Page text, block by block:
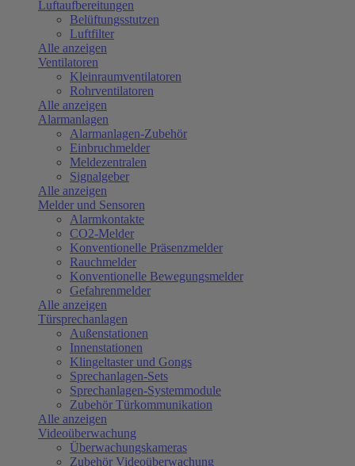
Luftaufbereitungen
Belüftungsstutzen
Luftfilter
Alle anzeigen
Ventilatoren
Kleinraumventilatoren
Rohrventilatoren
Alle anzeigen
Alarmanlagen
Alarmanlagen-Zubehör
Einbruchmelder
Meldezentralen
Signalgeber
Alle anzeigen
Melder und Sensoren
Alarmkontakte
CO2-Melder
Konventionelle Präsenzmelder
Rauchmelder
Konventionelle Bewegungsmelder
Gefahrenmelder
Alle anzeigen
Türsprechanlagen
Außenstationen
Innenstationen
Klingeltaster und Gongs
Sprechanlagen-Sets
Sprechanlagen-Systemmodule
Zubehör Türkommunikation
Alle anzeigen
Videoüberwachung
Überwachungskameras
Zubehör Videoüberwachung